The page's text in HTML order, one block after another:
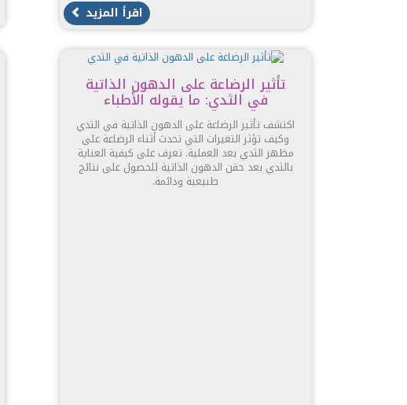
اقرأ المزيد
تأثير الرضاعة على الدهون الذاتية
في الثدي: ما يقوله الأطباء
اكتشف تأثير الرضاعة على الدهون الذاتية في الثدي
وكيف تؤثر التغيرات التي تحدث أثناء الرضاعة على
مظهر الثدي بعد العملية. تعرف على كيفية العناية
بالثدي بعد حقن الدهون الذاتية للحصول على نتائج
طبيعية ودائمة.